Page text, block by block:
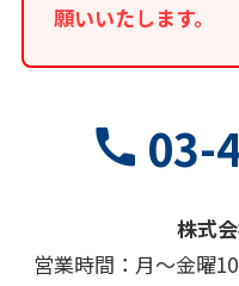
る場合もございます
■天候等の理由で中
が示す代替日に観戦
はございません。ご
■試合開始日時は予
願いいたします。
03-
株式
営業時間：月～金曜